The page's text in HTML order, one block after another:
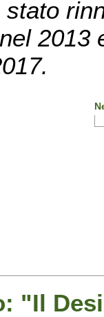
2013
"Il